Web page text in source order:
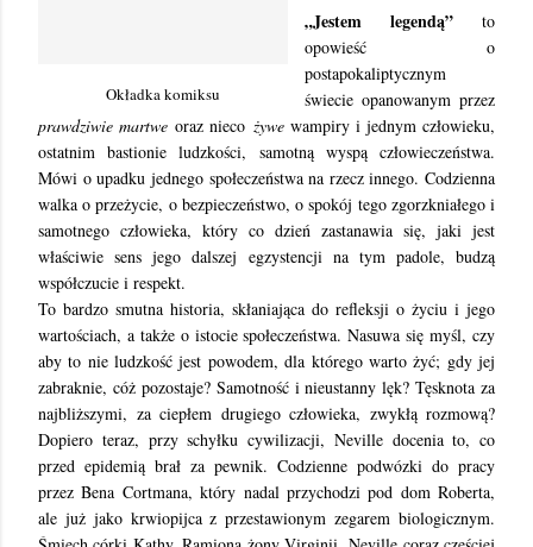
Okładka komiksu
„Jestem legendą” to
opowieść o
postapokaliptycznym
świecie opanowanym przez
prawdziwie martweoraz nieco żywe wampiry i jednym człowieku,
ostatnim bastionie ludzkości, samotną wyspą człowieczeństwa.
Mówi o upadku jednego społeczeństwa na rzecz innego. Codzienna
walka o przeżycie, o bezpieczeństwo, o spokój tego zgorzkniałego i
samotnego człowieka, który co dzień zastanawia się, jaki jest
właściwie sens jego dalszej egzystencji na tym padole, budzą
współczucie i respekt.
To bardzo smutna historia, skłaniająca do refleksji o życiu i jego
wartościach, a także o istocie społeczeństwa. Nasuwa się myśl, czy
aby to nie ludzkość jest powodem, dla którego warto żyć; gdy jej
zabraknie, cóż pozostaje? Samotność i nieustanny lęk? Tęsknota za
najbliższymi, za ciepłem drugiego człowieka, zwykłą rozmową?
Dopiero teraz, przy schyłku cywilizacji, Neville docenia to, co
przed epidemią brał za pewnik. Codzienne podwózki do pracy
przez Bena Cortmana, który nadal przychodzi pod dom Roberta,
ale już jako krwiopijca z przestawionym zegarem biologicznym.